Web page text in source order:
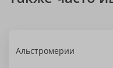
Альстромерии